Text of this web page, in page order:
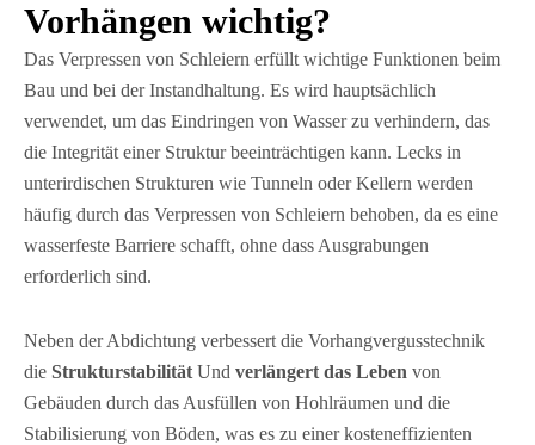
Vorhängen wichtig?
Das Verpressen von Schleiern erfüllt wichtige Funktionen beim
Bau und bei der Instandhaltung. Es wird hauptsächlich
verwendet, um das Eindringen von Wasser zu verhindern, das
die Integrität einer Struktur beeinträchtigen kann. Lecks in
unterirdischen Strukturen wie Tunneln oder Kellern werden
häufig durch das Verpressen von Schleiern behoben, da es eine
wasserfeste Barriere schafft, ohne dass Ausgrabungen
erforderlich sind.
Neben der Abdichtung verbessert die Vorhangvergusstechnik
die Strukturstabilität Und verlängert das Leben von
Gebäuden durch das Ausfüllen von Hohlräumen und die
Stabilisierung von Böden, was es zu einer kosteneffizienten